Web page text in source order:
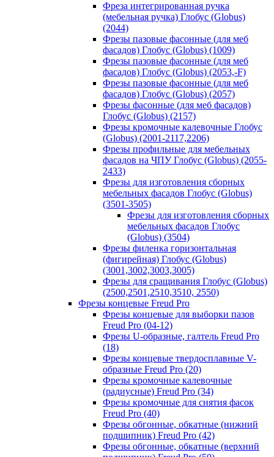
Фреза интегрированная ручка
(мебельная ручка) Глобус (Globus)
(2044)
Фрезы пазовые фасонные (для меб
фасадов) Глобус (Globus) (1009)
Фрезы пазовые фасонные (для меб
фасадов) Глобус (Globus) (2053,-F)
Фрезы пазовые фасонные (для меб
фасадов) Глобус (Globus) (2057)
Фрезы фасонные (для меб фасадов)
Глобус (Globus) (2157)
Фрезы кромочные калевочные Глобус
(Globus) (2001-2117,2206)
Фрезы профильные для мебельных
фасадов на ЧПУ Глобус (Globus) (2055-
2433)
Фрезы для изготовления сборных
мебельных фасадов Глобус (Globus)
(3501-3505)
Фрезы для изготовления сборных
мебельных фасадов Глобус
(Globus) (3504)
Фрезы филенка горизонтальная
(фигирейная) Глобус (Globus)
(3001,3002,3003,3005)
Фрезы для сращивания Глобус (Globus)
(2500,2501,2510,3510, 2550)
Фрезы концевые Freud Pro
Фрезы концевые для выборки пазов
Freud Pro (04-12)
Фрезы U-образные, галтель Freud Pro
(18)
Фрезы концевые твердосплавные V-
образные Freud Pro (20)
Фрезы кромочные калевочные
(радиусные) Freud Pro (34)
Фрезы кромочные для снятия фасок
Freud Pro (40)
Фрезы обгонные, обкатные (нижний
подшипник) Freud Pro (42)
Фрезы обгонные, обкатные (верхний